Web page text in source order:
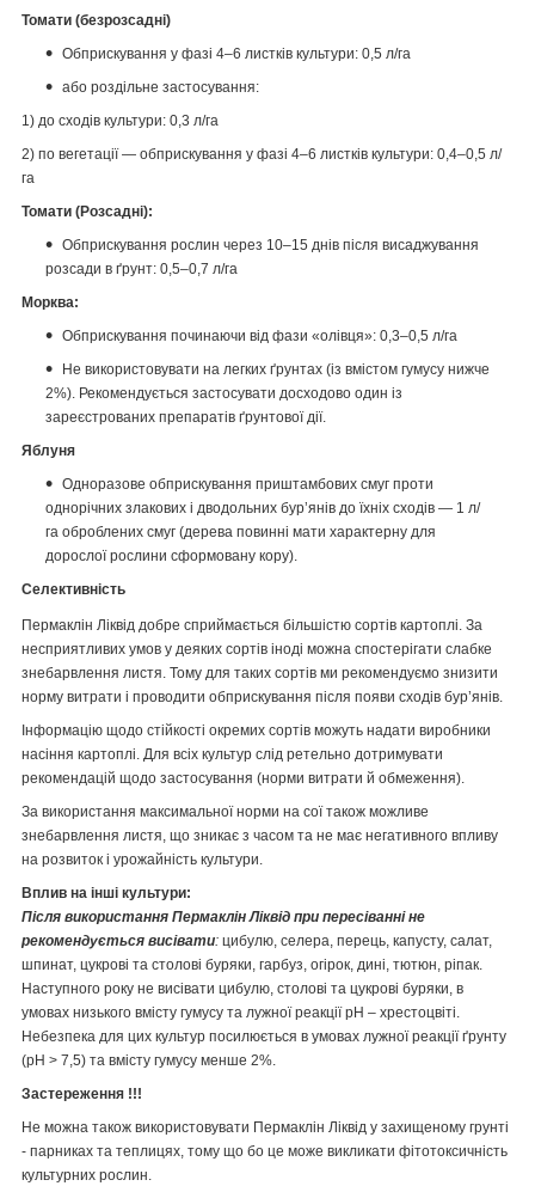
Томати (безрозсадні)
Обприскування у фазі 4–6 листків культури: 0,5 л/га
або роздільне застосування:
1) до сходів культури: 0,3 л/га
2) по вегетації — обприскування у фазі 4–6 листків культури: 0,4–0,5 л/
га
Томати (Розсадні):
Обприскування рослин через 10–15 днів після висаджування
розсади в ґрунт: 0,5–0,7 л/га
Морква:
Обприскування починаючи від фази «олівця»: 0,3–0,5 л/га
Не використовувати на легких ґрунтах (із вмістом гумусу нижче
2%). Рекомендується застосувати досходово один із
зареєстрованих препаратів ґрунтової дії.
Яблуня
Одноразове обприскування приштамбових смуг проти
однорічних злакових і дводольних бур’янів до їхніх сходів — 1 л/
га оброблених смуг (дерева повинні мати характерну для
дорослої рослини сформовану кору).
Селективність
Пермаклін Ліквід добре сприймається більшістю сортів картоплі. За
несприятливих умов у деяких сортів іноді можна спостерігати слабке
знебарвлення листя. Тому для таких сортів ми рекомендуємо знизити
норму витрати і проводити обприскування після появи сходів бур’янів.
Інформацію щодо стійкості окремих сортів можуть надати виробники
насіння картоплі. Для всіх культур слід ретельно дотримувати
рекомендацій щодо застосування (норми витрати й обмеження).
За використання максимальної норми на сої також можливе
знебарвлення листя, що зникає з часом та не має негативного впливу
на розвиток і урожайність культури.
Вплив на інші культури:
Після використання Пермаклін Ліквід при пересіванні не
рекомендується висівати: цибулю, селера, перець, капусту, салат,
шпинат, цукрові та столові буряки, гарбуз, огірок, дині, тютюн, ріпак.
Наступного року не висівати цибулю, столові та цукрові буряки, в
умовах низького вмісту гумусу та лужної реакції рН – хрестоцвіті.
Небезпека для цих культур посилюється в умовах лужної реакції ґрунту
(pH > 7,5) та вмісту гумусу менше 2%.
Застереження !!!
Не можна також використовувати Пермаклін Ліквід у захищеному грунті
- парниках та теплицях, тому що бо це може викликати фітотоксичність
культурних рослин.